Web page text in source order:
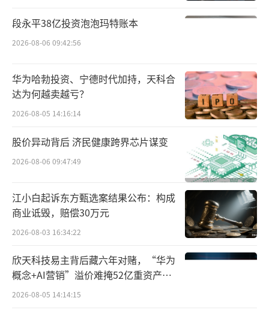
另一方面，更是看重全擎健康可向海正药
业提供从费率控制、产品策略到增长目标的一
动、患者认知教育、品牌价值塑造等方面。
能够感受到，在当下的零售市场，单纯依
靠渠道推动已远远不够，服务不再止于产品到
达药店货架，而是向前延伸至渠道策略制定，
向后渗透到患者认知教育和品牌价值塑造。
“各归其位”的强强联合
九州通的CSO业务是其“三新两化”（新
产品、新零售、新医疗、数字化和不动产证券
化）战略中的“新产品”布局核心。
2025年前三季度，CSO业务实现销售收入1
段永平38亿投资泡泡玛特账本
2026-08-06 09:42:56
华为哈勃投资、宁德时代加持，天科合
达为何越卖越亏？
2026-08-05 14:16:14
股价异动背后 济民健康跨界芯片谋变
2026-08-06 09:47:49
江小白起诉东方甄选案结果公布：构成
商业诋毁，赔偿30万元
2026-08-03 16:34:22
欣天科技易主背后藏六年对赌，“华为
概念+AI营销”溢价难掩52亿重资产考
验
2026-08-05 14:14:15